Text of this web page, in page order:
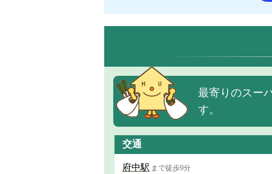
最寄りのスー
す。
交通
府中駅 まで徒歩9分